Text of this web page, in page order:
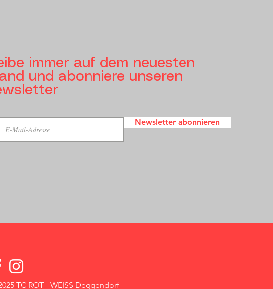
immer auf dem neuesten
und abonniere unseren
Newsletter abonnieren
TC ROT - WEISS Deggendorf